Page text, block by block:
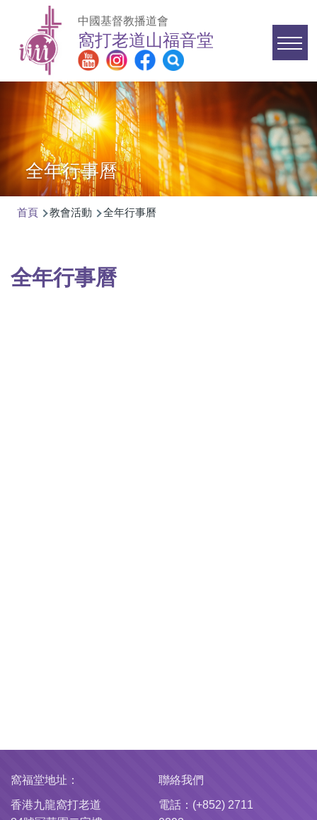
移至主內容
中國基督教播道會
窩打老道山福音堂
Main
navigation
全年行事曆
連
首頁 教會活動 全年行事曆
全年行事曆
窩福堂地址：
香港九龍窩打老道
聯絡我們
電話：(+852) 2711